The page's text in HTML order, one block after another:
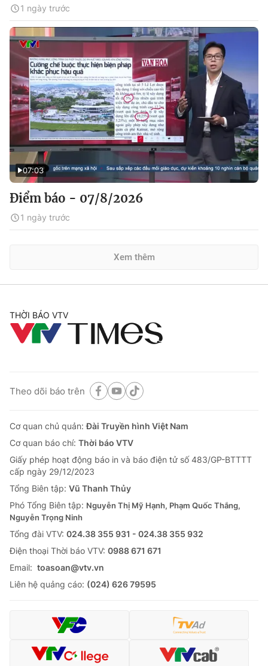
1 ngày trước
07:03
Điểm báo - 07/8/2026
1 ngày trước
Xem thêm
THỜI BÁO VTV
Theo dõi báo trên
Cơ quan chủ quản:Đài Truyền hình Việt Nam
Cơ quan báo chí: Thời báo VTV
Giấy phép hoạt động báo in và báo điện tử số 483/GP-BTTTT
cấp ngày 29/12/2023
Tổng Biên tập: Vũ Thanh Thủy
Phó Tổng Biên tập: Nguyễn Thị Mỹ Hạnh, Phạm Quốc Thắng,
Nguyễn Trọng Ninh
Tổng đài VTV: 024.38 355 931 - 024.38 355 932
Ðiện thoại Thời báo VTV: 0988 671 671
Email: toasoan@vtv.vn
Liên hệ quảng cáo: (024) 626 79595